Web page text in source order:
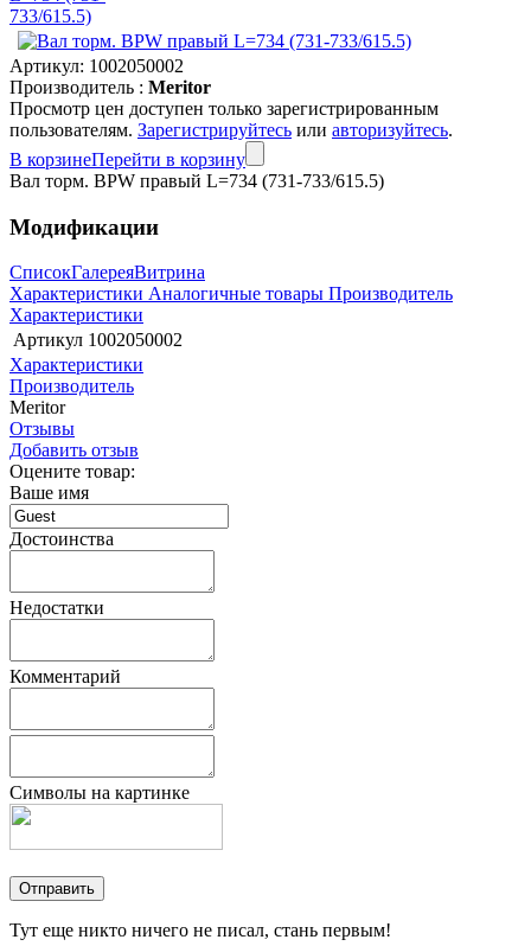
Артикул: 1002050002
Производитель : Meritor
Просмотр цен доступен только зарегистрированным
пользователям. Зарегистрируйтесь или авторизуйтесь.
В корзинеПерейти в корзину
Вал торм. BPW правый L=734 (731-733/615.5)
Модификации
СписокГалереяВитрина
Характеристики Аналогичные товары Производитель
Характеристики
Артикул 1002050002
Характеристики
Производитель
Meritor
Отзывы
Добавить отзыв
Оцените товар:
Ваше имя
Достоинства
Недостатки
Комментарий
Символы на картинке
Тут еще никто ничего не писал, стань первым!